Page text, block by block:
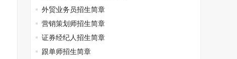
外贸业务员招生简章
营销策划师招生简章
证券经纪人招生简章
跟单师招生简章